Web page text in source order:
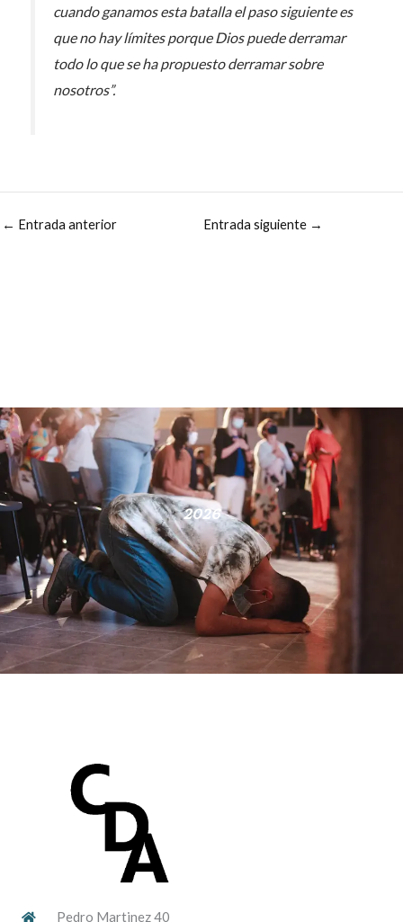
cuando ganamos esta batalla el paso siguiente es
que no hay límites porque Dios puede derramar
todo lo que se ha propuesto derramar sobre
nosotros”.
← Entrada anterior Entrada siguiente →
2026
Pedro Martinez 40